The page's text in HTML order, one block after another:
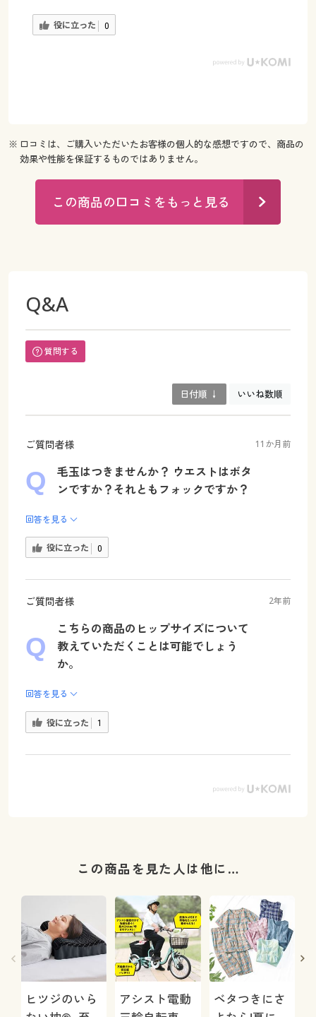
役に立った 0
※ 口コミは、ご購入いただいたお客様の個人的な感想ですので、商品の
効果や性能を保証するものではありません。
この商品の口コミをもっと見る
Q&A
質問する
日付順 ↓ いいね数順
ご質問者様 11か月前
毛玉はつきませんか？ ウエストはボタ
ンですか？それともフォックですか？
回答を見る
役に立った 0
ご質問者様 2年前
こちらの商品のヒップサイズについて
教えていただくことは可能でしょう
か。
回答を見る
役に立った 1
この商品を見た人は他に…
ヒツジのいら
アシスト電動
ベタつきにさ